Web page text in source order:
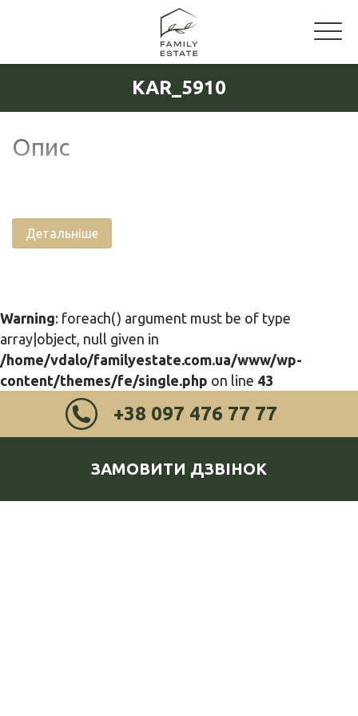
KAR_5910
Опис
Детальніше
Warning: foreach() argument must be of type
array|object, null given in
/home/vdalo/familyestate.com.ua/www/wp-
content/themes/fe/single.php on line 43
+38 097 476 77 77
ЗАМОВИТИ ДЗВІНОК